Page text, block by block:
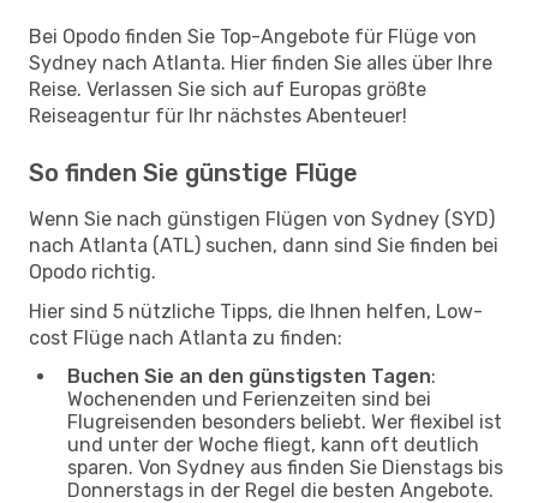
Bei Opodo finden Sie Top-Angebote für Flüge von
Sydney nach Atlanta. Hier finden Sie alles über Ihre
Reise. Verlassen Sie sich auf Europas größte
Reiseagentur für Ihr nächstes Abenteuer!
So finden Sie günstige Flüge
Wenn Sie nach günstigen Flügen von Sydney (SYD)
nach Atlanta (ATL) suchen, dann sind Sie finden bei
Opodo richtig.
Hier sind 5 nützliche Tipps, die Ihnen helfen, Low-
cost Flüge nach Atlanta zu finden:
Buchen Sie an den günstigsten Tagen:
Wochenenden und Ferienzeiten sind bei
Flugreisenden besonders beliebt. Wer flexibel ist
und unter der Woche fliegt, kann oft deutlich
sparen. Von Sydney aus finden Sie Dienstags bis
Donnerstags in der Regel die besten Angebote.